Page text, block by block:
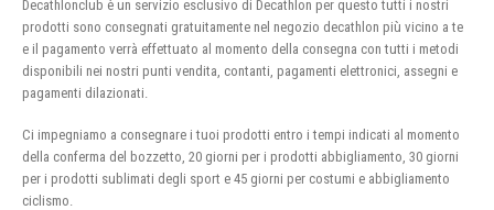
Decathlonclub è un servizio esclusivo di Decathlon per questo tutti i nostri
prodotti sono consegnati gratuitamente nel negozio decathlon più vicino a te
e il pagamento verrà effettuato al momento della consegna con tutti i metodi
disponibili nei nostri punti vendita, contanti, pagamenti elettronici, assegni e
pagamenti dilazionati.
Ci impegniamo a consegnare i tuoi prodotti entro i tempi indicati al momento
della conferma del bozzetto, 20 giorni per i prodotti abbigliamento, 30 giorni
per i prodotti sublimati degli sport e 45 giorni per costumi e abbigliamento
ciclismo.